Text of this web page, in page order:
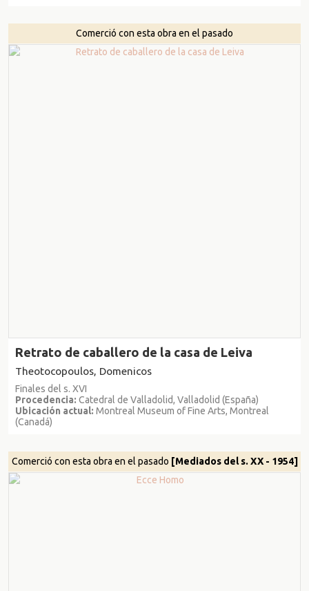
Comerció con esta obra en el pasado
Retrato de caballero de la casa de Leiva
Theotocopoulos, Domenicos
Finales del s. XVI
Procedencia: Catedral de Valladolid, Valladolid (España)
Ubicación actual: Montreal Museum of Fine Arts, Montreal
(Canadá)
Comerció con esta obra en el pasado [Mediados del s. XX - 1954]